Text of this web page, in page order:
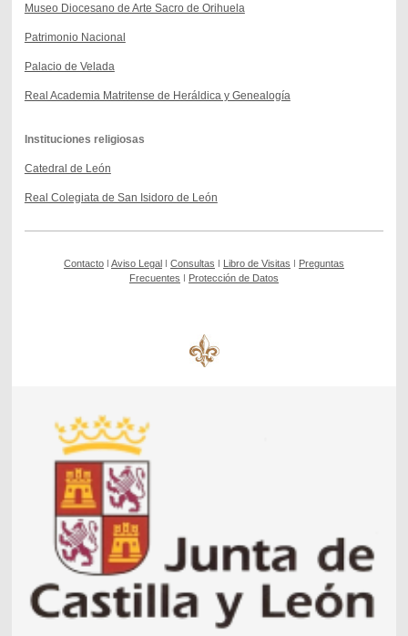
Museo Diocesano de Arte Sacro de Orihuela
Patrimonio Nacional
Palacio de Velada
Real Academia Matritense de Heráldica y Genealogía
Instituciones religiosas
Catedral de León
Real Colegiata de San Isidoro de León
Contacto ǀ Aviso Legal ǀ Consultas ǀ Libro de Visitas ǀ Preguntas
Frecuentes ǀ Protección de Datos